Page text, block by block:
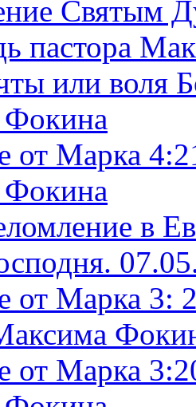
Святым
пастора
или воля
от Марка
в
от Марка 3:
от Марка